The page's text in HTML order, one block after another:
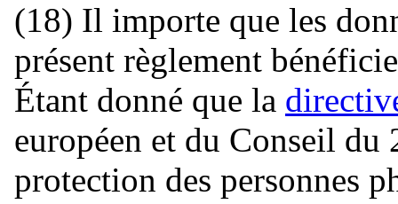
(18) Il importe que les
présent règlement
Étant donné que la
européen et du Conseil
protection des personnes